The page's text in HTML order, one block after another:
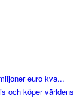
euro kva...
och köper världens